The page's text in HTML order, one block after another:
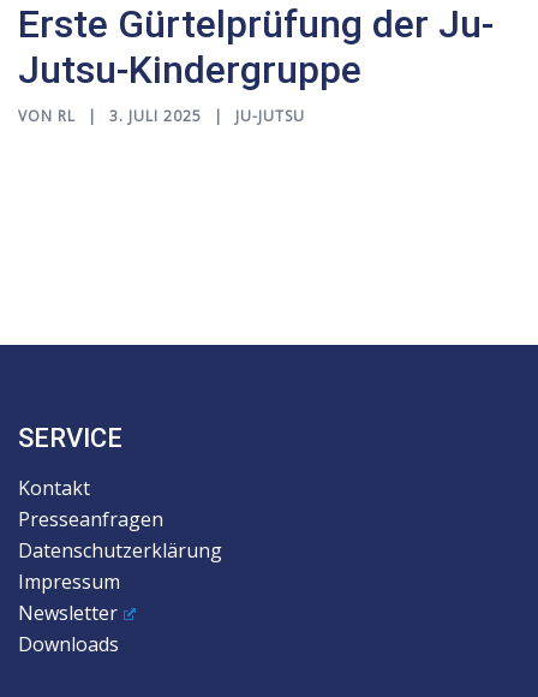
Erste Gürtelprüfung der Ju-
Jutsu-Kindergruppe
VON RL 3. JULI 2025 JU-JUTSU
SERVICE
Kontakt
Presseanfragen
Datenschutzerklärung
Impressum
Newsletter
Downloads